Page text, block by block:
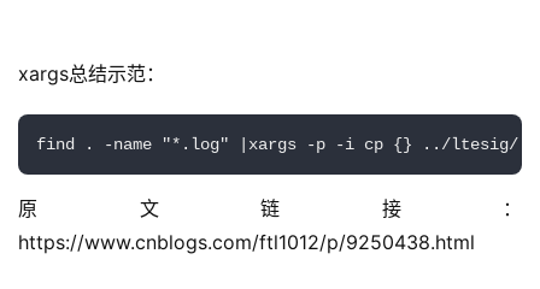
告
xargs总结示范：
find . -name "*.log" |xargs -p -i cp {} ../ltesig/ 【正
原文链接：
https://www.cnblogs.com/ftl1012/p/9250438.html